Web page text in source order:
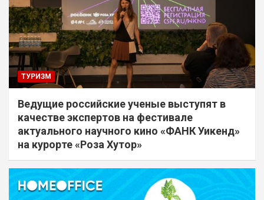
ТУРИЗМ
Ведущие российские ученые выступят в
качестве экспертов на фестивале
актуального научного кино «ФАНК Уикенд»
на курорте «Роза Хутор»